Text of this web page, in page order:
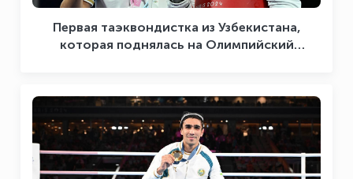
Первая таэквондистка из Узбекистана,
которая поднялась на Олимпийский